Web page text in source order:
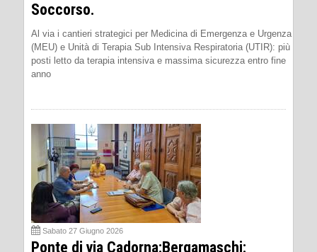
Soccorso.
Al via i cantieri strategici per Medicina di Emergenza e Urgenza
(MEU) e Unità di Terapia Sub Intensiva Respiratoria (UTIR): più
posti letto da terapia intensiva e massima sicurezza entro fine
anno
Sabato 27 Giugno 2026
Ponte di via Cadorna:Bergamaschi: